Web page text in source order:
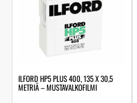
ILFORD HP5 PLUS 400, 135 X 30,5
METRIÄ – MUSTAVALKOFILMI